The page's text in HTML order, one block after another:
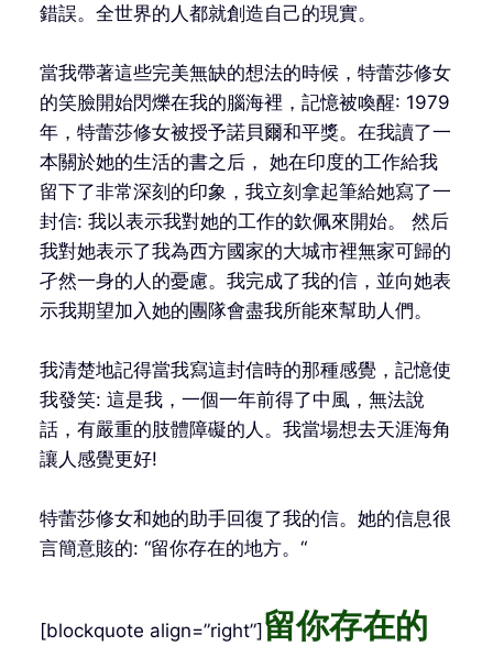
錯誤。全世界的人都就創造自己的現實。
當我帶著這些完美無缺的想法的時候，特蕾莎修女
的笑臉開始閃爍在我的腦海裡，記憶被喚醒: 1979
年，特蕾莎修女被授予諾貝爾和平獎。在我讀了一
本關於她的生活的書之后， 她在印度的工作給我
留下了非常深刻的印象，我立刻拿起筆給她寫了一
封信: 我以表示我對她的工作的欽佩來開始。 然后
我對她表示了我為西方國家的大城市裡無家可歸的
孑然一身的人的憂慮。我完成了我的信，並向她表
示我期望加入她的團隊會盡我所能來幫助人們。
我清楚地記得當我寫這封信時的那種感覺，記憶使
我發笑: 這是我，一個一年前得了中風，無法說
話，有嚴重的肢體障礙的人。我當場想去天涯海角
讓人感覺更好!
特蕾莎修女和她的助手回復了我的信。她的信息很
言簡意賅的: “留你存在的地方。“
[blockquote align=”right”] 留你存在的